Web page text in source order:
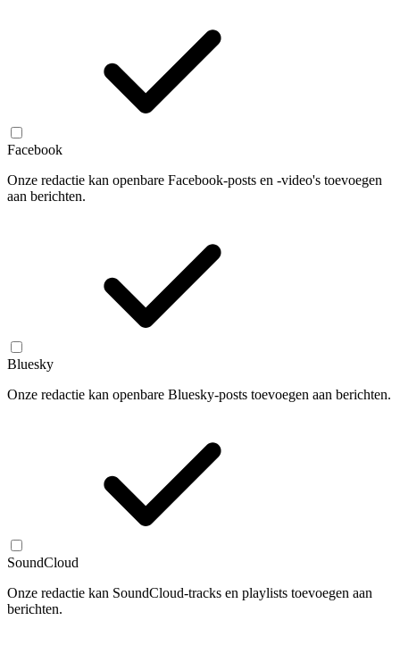
Facebook
Onze redactie kan openbare Facebook-posts en -video's toevoegen
aan berichten.
Bluesky
Onze redactie kan openbare Bluesky-posts toevoegen aan berichten.
SoundCloud
Onze redactie kan SoundCloud-tracks en playlists toevoegen aan
berichten.